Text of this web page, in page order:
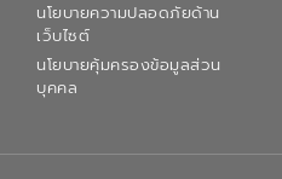
นโยบายความปลอดภัยด้าน
เว็บไซต์
นโยบายคุ้มครองข้อมูลส่วน
บุคคล